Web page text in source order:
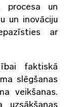
procesa un
un inovāciju
ar
faktiskā
slēgšanas
veikšanas.
uzsākšanas